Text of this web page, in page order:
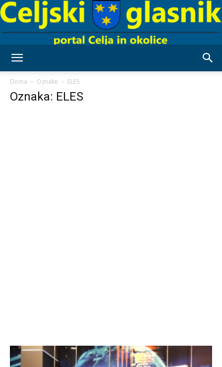
Doma Oznake ELES
Oznaka: ELES